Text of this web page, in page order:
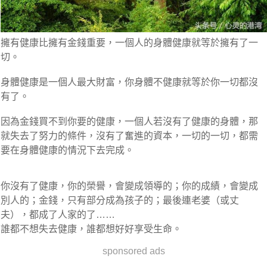
擁有健康比擁有金錢重要，一個人的身體健康就等於擁有了一
切。
身體健康是一個人最大財富，你身體不健康就等於你一切都沒
有了。
因為金錢買不到你要的健康，一個人若沒有了健康的身體，那
就失去了努力的條件，沒有了奮進的資本，一切的一切，都需
要在身體健康的情況下去完成。
你沒有了健康，你的榮譽，會變成領導的；你的成績，會變成
別人的；金錢，只有部分成為孩子的；最後連老婆（或丈
夫），都成了人家的了……
誰都不想失去健康，誰都想好好享受生命。
sponsored ads